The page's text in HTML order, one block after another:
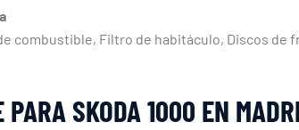
combustible, Filtro de habitáculo, Discos de
PARA SKODA 1000 EN